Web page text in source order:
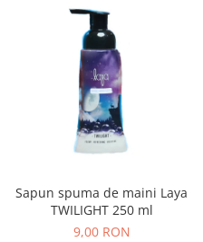
Sapun spuma de maini Laya
TWILIGHT 250 ml
9,00 RON